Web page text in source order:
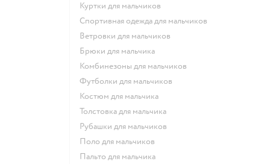
Куртки для мальчиков
Спортивная одежда для мальчиков
Ветровки для мальчиков
Брюки для мальчика
Комбинезоны для мальчиков
Футболки для мальчиков
Костюм для мальчика
Толстовка для мальчика
Рубашки для мальчиков
Поло для мальчиков
Пальто для мальчика